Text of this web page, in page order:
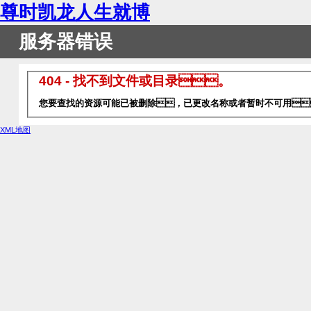
尊时凯龙人生就博
服务器错误
404 - 找不到文件或目录。
您要查找的资源可能已被删除 ，已更改名称或者暂时不可用
XML地图